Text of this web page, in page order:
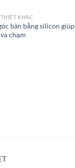
KHÁC
bàn bằng silicon giúp
chạm